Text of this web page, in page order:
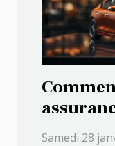
tarif ?
Samedi 28